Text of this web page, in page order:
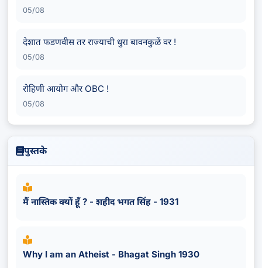
05/08
देशात फडणवीस तर राज्याची धुरा बावनकुळें वर !
05/08
रोहिणी आयोग और OBC !
05/08
पुस्तके
मैं नास्तिक क्यों हूँ ? - शहीद भगत सिंह - 1931
Why I am an Atheist - Bhagat Singh 1930